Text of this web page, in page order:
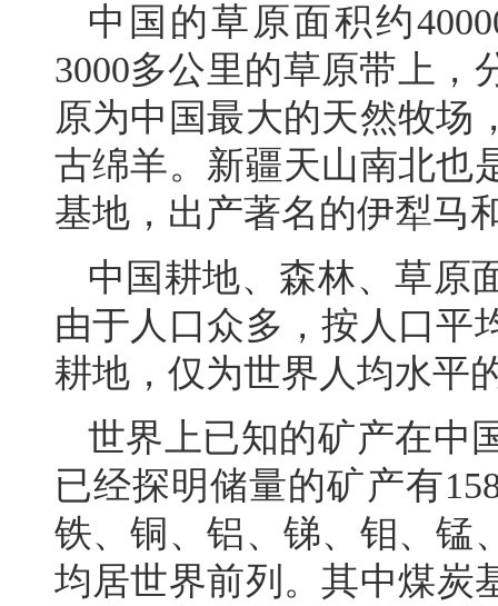
中国的草原面积约
3000多公里的草原带上，
原为中国最大的天然牧场
古绵羊。新疆天山南北也
基地，出产著名的伊犁马
中国耕地、森林、草原
由于人口众多，按人口平
耕地，仅为世界人均水平
世界上已知的矿产在中
已经探明储量的矿产有
铁、铜、铝、锑、钼、锰
均居世界前列。其中煤炭